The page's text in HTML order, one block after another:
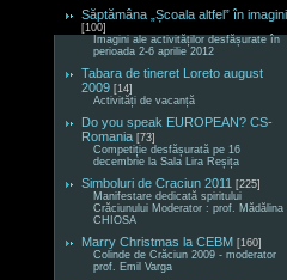
Săptămâna „Școala altfel” în imagini
[100]
Imagini ale activităților desfășurate în
perioada 2-6 aprilie 2012
Tabara de tineret Loreto august
2009 [14]
Activități de vacanță
Do you speak EUROPEAN? CS-
Romania [73]
Competiție desfășurată pe 16
decembrie la Sala Lira Reșița
Simboluri de Craciun 2011 [225]
Manifestare dedicată spiritului
Crăciunului Moderator : prof. Mădălina
CHIOSA
Marry Christmas la CEBM [160]
Colinde de Crăciun 2009 - moderator
prof. Emil Varga